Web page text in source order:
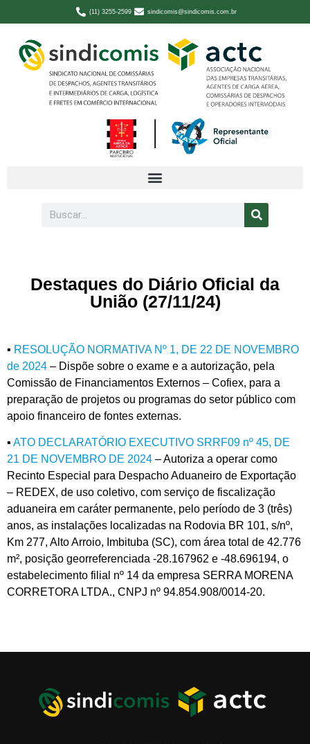
(11) 3255-2599 sindicomis@sindicomis.com.br
Destaques do Diário Oficial da
União (27/11/24)
▪ RESOLUÇÃO NORMATIVA Nº 1, DE 22 DE NOVEMBRO
de 2024 – Dispõe sobre o exame e a autorização, pela
Comissão de Financiamentos Externos – Cofiex, para a
preparação de projetos ou programas do setor público com
apoio financeiro de fontes externas.
▪ ATO DECLARATÓRIO EXECUTIVO SRRF09 nº 45, DE
21 DE NOVEMBRO DE 2024 – Autoriza a operar como
Recinto Especial para Despacho Aduaneiro de Exportação
– REDEX, de uso coletivo, com serviço de fiscalização
aduaneira em caráter permanente, pelo período de 3 (três)
anos, as instalações localizadas na Rodovia BR 101, s/nº,
Km 277, Alto Arroio, Imbituba (SC), com área total de 42.776
m², posição georreferenciada -28.167962 e -48.696194, o
estabelecimento filial nº 14 da empresa SERRA MORENA
CORRETORA LTDA., CNPJ nº 94.854.908/0014-20.